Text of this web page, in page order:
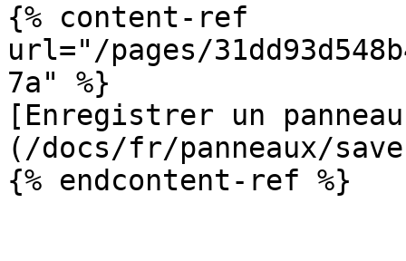
{% content-ref
url="/pages/
7a" %}
[Enregistrer un panneau
(/docs/fr/panneaux/
{% endcontent-ref %}